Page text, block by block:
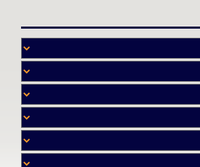
تميّـزنا للربط بين البائع
مجاني لجميـع السلــع
أرادوا وحيثـمـا كانـوا